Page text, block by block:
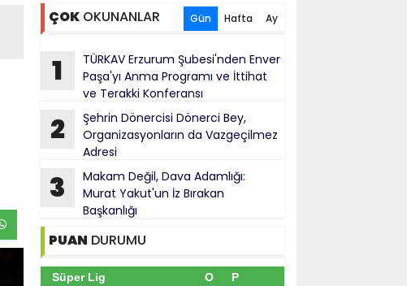
ÇOKOKUNANLAR Gün Hafta Ay
1
TÜRKAV Erzurum Şubesi'nden Enver
Paşa'yı Anma Programı ve İttihat
ve Terakki Konferansı
2
Şehrin Dönercisi Dönerci Bey,
Organizasyonların da Vazgeçilmez
Adresi
3
Makam Değil, Dava Adamlığı:
Murat Yakut'un İz Bırakan
Başkanlığı
PUAN DURUMU
Süper Lig O P